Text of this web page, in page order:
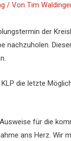
/ VonTim
der
die letzte
für die
ans Herz.